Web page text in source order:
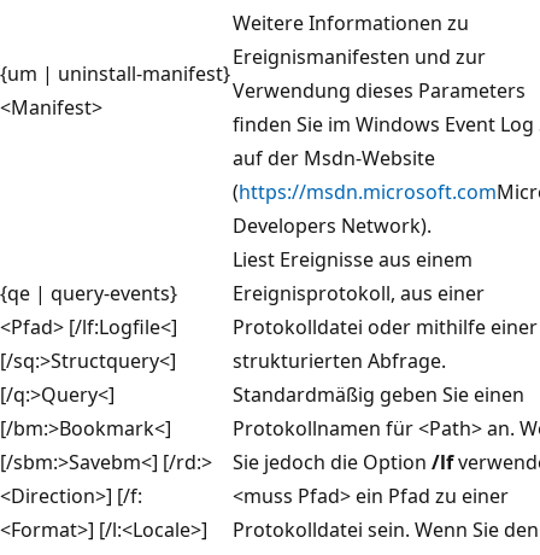
{um | uninstall-manifest}
<Manifest>
Weitere Informationen zu
Ereignismanifesten und zur
Verwendung dieses Parameters
finden Sie im Windows Event Log
auf der Msdn-Website
(https://msdn.microsoft.com
Developers Network).
{qe | query-events}
<Pfad> [/lf:Logfile<]
[/sq:>Structquery<]
[/q:>Query<]
[/bm:>Bookmark<]
[/sbm:>Savebm<] [/rd:>
<Direction>] [/f:
<Format>] [/l:<Locale>]
Liest Ereignisse aus einem
Ereignisprotokoll, aus einer
Protokolldatei oder mithilfe einer
strukturierten Abfrage.
Standardmäßig geben Sie einen
Protokollnamen für <Path> an.
Sie jedoch die Option /lf
<muss Pfad> ein Pfad zu einer
Protokolldatei sein. Wenn Sie den